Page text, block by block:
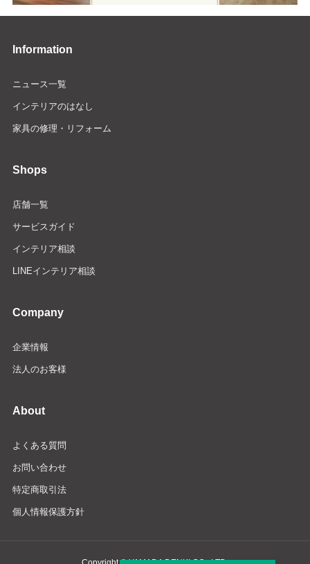
Information
ニュース一覧
インテリアのはなし
家具の修理・リフォーム
Shops
店舗一覧
サービスガイド
インテリア相談
LINEインテリア相談
Company
企業情報
法人のお客様
About
よくある質問
お問い合わせ
特定商取引法
個人情報保護方針